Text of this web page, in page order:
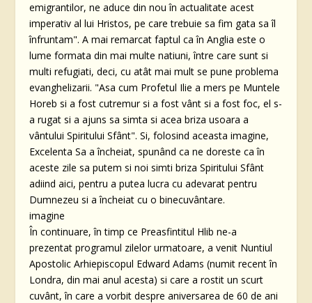
emigrantilor, ne aduce din nou în actualitate acest
imperativ al lui Hristos, pe care trebuie sa fim gata sa îl
înfruntam". A mai remarcat faptul ca în Anglia este o
lume formata din mai multe natiuni, între care sunt si
multi refugiati, deci, cu atât mai mult se pune problema
evanghelizarii. "Asa cum Profetul Ilie a mers pe Muntele
Horeb si a fost cutremur si a fost vânt si a fost foc, el s-
a rugat si a ajuns sa simta si acea briza usoara a
vântului Spiritului Sfânt". Si, folosind aceasta imagine,
Excelenta Sa a încheiat, spunând ca ne doreste ca în
aceste zile sa putem si noi simti briza Spiritului Sfânt
adiind aici, pentru a putea lucra cu adevarat pentru
Dumnezeu si a încheiat cu o binecuvântare.
imagine
În continuare, în timp ce Preasfintitul Hlib ne-a
prezentat programul zilelor urmatoare, a venit Nuntiul
Apostolic Arhiepiscopul Edward Adams (numit recent în
Londra, din mai anul acesta) si care a rostit un scurt
cuvânt, în care a vorbit despre aniversarea de 60 de ani